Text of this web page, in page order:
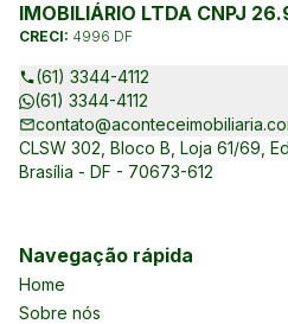
IMOBILIÁRIO LTDA CNPJ
CRECI: 4996 DF
(61) 3344-4112
(61) 3344-4112
CLSW 302, Bloco B, Loja 61/69,
Brasília - DF - 70673-612
Navegação rápida
Home
Sobre nós